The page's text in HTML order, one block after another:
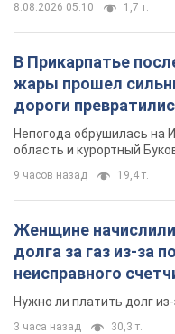
8.08.2026 05:10 1,7 т.
В Прикарпатье
жары прошел
дороги
Непогода обрушилась на
область и курортный
9 часов назад 19,4 т.
Женщине
долга за газ из-за
неисправного
вынес
Нужно ли платить долг
3 часа назад 30,3 т.